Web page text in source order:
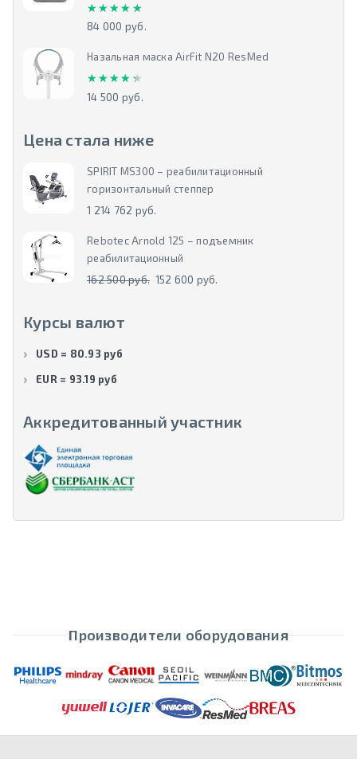
★★★★★
★★★★★
84 000 руб.
Назальная маска AirFit N20 ResMed
★★★★★
★★★★★
14 500 руб.
Цена стала ниже
SPIRIT MS300 – реабилитационный
горизонтальный степпер
1 214 762 руб.
Rebotec Arnold 125 – подъемник
реабилитационный
162 500 руб. 152 600 руб.
Курсы валют
USD = 80.93 руб
EUR = 93.19 руб
Аккредитованный участник
Производители оборудования